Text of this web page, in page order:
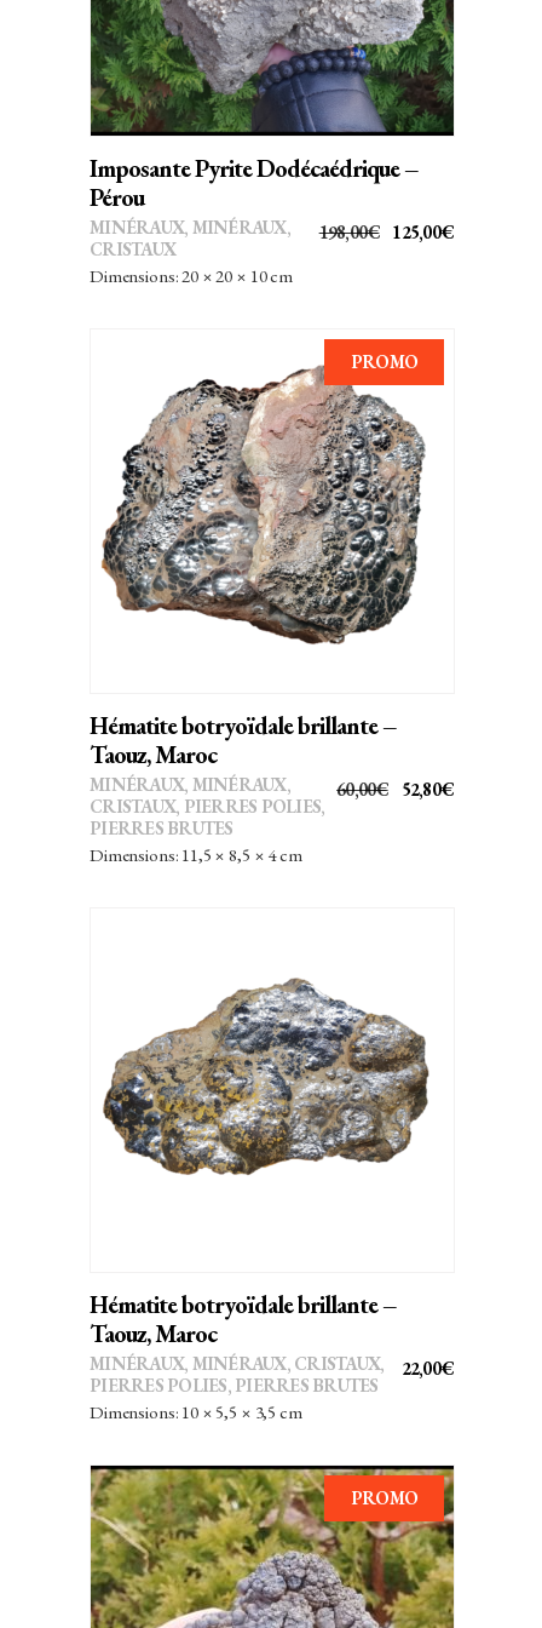
Imposante Pyrite Dodécaédrique –
Pérou
198,00€
LE
198,00€.
125,00€LE
MINÉRAUX, MINÉRAUX,
CRISTAUX
Dimensions: 20 × 20 × 10 cm
PROMO
AJOUTER AU PANIER
Hématite botryoïdale brillante –
Taouz, Maroc
60,00€
LE
52,80€LE
MINÉRAUX, MINÉRAUX,
CRISTAUX, PIERRES POLIES,
PIERRES BRUTES
Dimensions: 11,5 × 8,5 × 4 cm
AJOUTER AU PANIER
Hématite botryoïdale brillante –
Taouz, Maroc
22,00€
MINÉRAUX, MINÉRAUX, CRISTAUX,
PIERRES POLIES, PIERRES BRUTES
Dimensions: 10 × 5,5 × 3,5 cm
PROMO